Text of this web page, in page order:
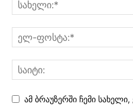
ამ ბრაუზერში ჩემი